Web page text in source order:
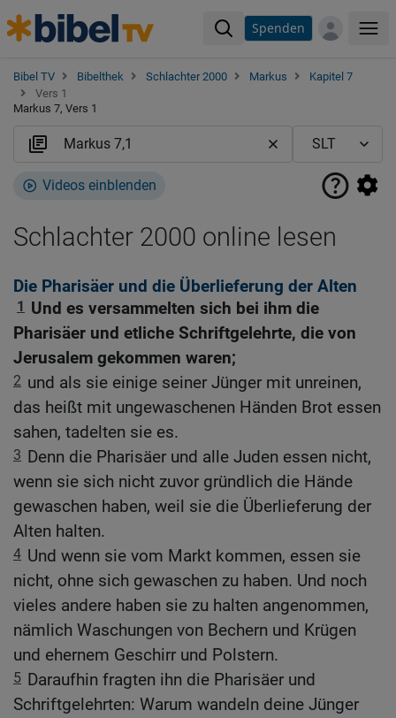
Spenden
Bibel TV Bibelthek Schlachter 2000 Markus
Kapitel 7
Vers 1
Markus 7, Vers 1
Videos einblenden
Schlachter 2000 online lesen
Die Pharisäer und die Überlieferung der Alten
1
Und es versammelten sich bei ihm die
Pharisäer und etliche Schriftgelehrte, die von
Jerusalem gekommen waren;
2 und als sie einige seiner Jünger mit unreinen,
das heißt mit ungewaschenen Händen Brot essen
sahen, tadelten sie es.
3 Denn die Pharisäer und alle Juden essen nicht,
wenn sie sich nicht zuvor gründlich die Hände
gewaschen haben, weil sie die Überlieferung der
Alten halten.
4 Und wenn sie vom Markt kommen, essen sie
nicht, ohne sich gewaschen zu haben. Und noch
vieles andere haben sie zu halten angenommen,
nämlich Waschungen von Bechern und Krügen
und ehernem Geschirr und Polstern.
5 Daraufhin fragten ihn die Pharisäer und
Schriftgelehrten: Warum wandeln deine Jünger